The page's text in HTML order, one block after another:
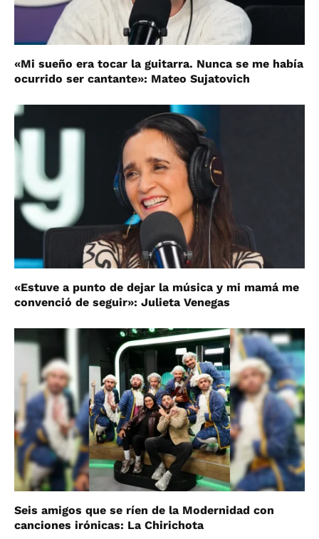
«Mi sueño era tocar la guitarra. Nunca se me había
ocurrido ser cantante»: Mateo Sujatovich
«Estuve a punto de dejar la música y mi mamá me
convenció de seguir»: Julieta Venegas
Seis amigos que se ríen de la Modernidad con
canciones irónicas: La Chirichota